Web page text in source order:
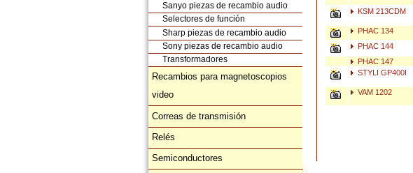
Sanyo piezas de recambio audio
Selectores de función
Sharp piezas de recambio audio
Sony piezas de recambio audio
Transformadores
Recambios para magnetoscopios
video
Correas de transmisión
Relés
Semiconductores
KSM 213CDM
PHAC 134
PHAC 144
PHAC 147
STYLI GP400I
VAM 1202